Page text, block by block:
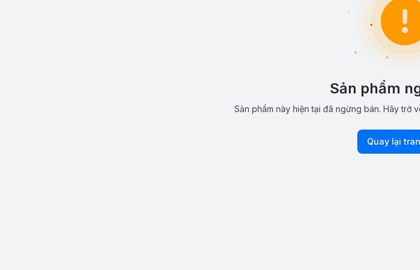
Sản phẩm
Sản phẩm này hiện tại đã ngừng bán. Hãy trở
Quay lại